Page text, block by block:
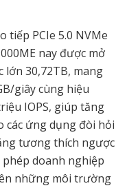
tiếp PCIe 5.0 NVMe
nay được mở
30,72TB, mang
giây cùng hiệu
IOPS, giúp tăng
các ứng dụng đòi hỏi
tương thích ngược
phép doanh nghiệp
những môi trường